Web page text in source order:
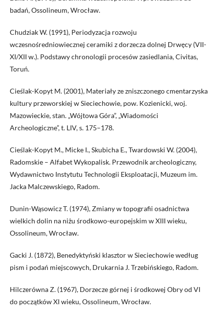
badań, Ossolineum, Wrocław.
Chudziak W. (1991), Periodyzacja rozwoju
wczesnośredniowiecznej ceramiki z dorzecza dolnej Drwęcy (VII-
XI/XII w.). Podstawy chronologii procesów zasiedlania, Civitas,
Toruń.
Cieślak-Kopyt M. (2001), Materiały ze zniszczonego cmentarzyska
kultury przeworskiej w Sieciechowie, pow. Kozienicki, woj.
Mazowieckie, stan. „Wójtowa Góra”, „Wiadomości
Archeologiczne”, t. LIV, s. 175–178.
Cieślak-Kopyt M., Micke I., Skubicha E., Twardowski W. (2004),
Radomskie – Alfabet Wykopalisk. Przewodnik archeologiczny,
Wydawnictwo Instytutu Technologii Eksploatacji, Muzeum im.
Jacka Malczewskiego, Radom.
Dunin-Wąsowicz T. (1974), Zmiany w topografii osadnictwa
wielkich dolin na niżu środkowo-europejskim w XIII wieku,
Ossolineum, Wrocław.
Gacki J. (1872), Benedyktyński klasztor w Sieciechowie według
pism i podań miejscowych, Drukarnia J. Trzebińskiego, Radom.
Hilczerówna Z. (1967), Dorzecze górnej i środkowej Obry od VI
do początków XI wieku, Ossolineum, Wrocław.